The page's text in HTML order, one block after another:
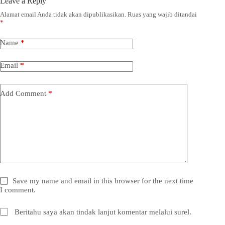
Alamat email Anda tidak akan dipublikasikan. Ruas yang wajib ditandai
*
Name *
Email *
Add Comment *
Save my name and email in this browser for the next time
I comment.
Beritahu saya akan tindak lanjut komentar melalui surel.